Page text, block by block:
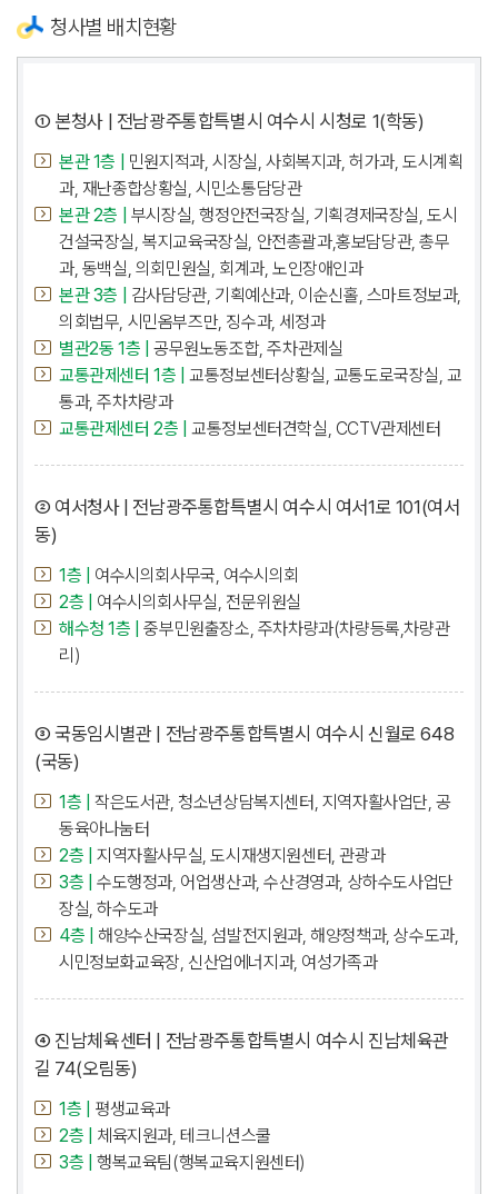
청사별 배치현황
① 본청사 | 전남광주통합특별시 여수시 시청로 1(학동)
본관 1층 |
민원지적과, 시장실, 사회복지과, 허가과, 도시계획
과, 재난종합상황실, 시민소통담당관
본관 2층 |
부시장실, 행정안전국장실, 기획경제국장실, 도시
건설국장실, 복지교육국장실, 안전총괄과,홍보담당관, 총무
과, 동백실, 의회민원실, 회계과, 노인장애인과
본관 3층 |
감사담당관, 기획예산과, 이순신홀, 스마트정보과,
의회법무, 시민옴부즈만, 징수과, 세정과
별관2동 1층 |
공무원노동조합, 주차관제실
교통관제센터 1층 |
교통정보센터상황실, 교통도로국장실, 교
통과, 주차차량과
교통관제센터 2층 |
교통정보센터견학실, CCTV관제센터
② 여서청사 | 전남광주통합특별시 여수시 여서1로 101(여서
동)
1층 |
여수시의회사무국, 여수시의회
2층 |
여수시의회사무실, 전문위원실
해수청 1층 |
중부민원출장소, 주차차량과(차량등록,차량관
리)
③ 국동임시별관 | 전남광주통합특별시 여수시 신월로 648
(국동)
1층 |
작은도서관, 청소년상담복지센터, 지역자활사업단, 공
동육아나눔터
2층 |
지역자활사무실, 도시재생지원센터, 관광과
3층 |
수도행정과, 어업생산과, 수산경영과, 상하수도사업단
장실, 하수도과
4층 |
해양수산국장실, 섬발전지원과, 해양정책과, 상수도과,
시민정보화교육장, 신산업에너지과, 여성가족과
④ 진남체육센터 | 전남광주통합특별시 여수시 진남체육관
길 74(오림동)
1층 |
평생교육과
2층 |
체육지원과, 테크니션스쿨
3층 |
행복교육팀(행복교육지원센터)